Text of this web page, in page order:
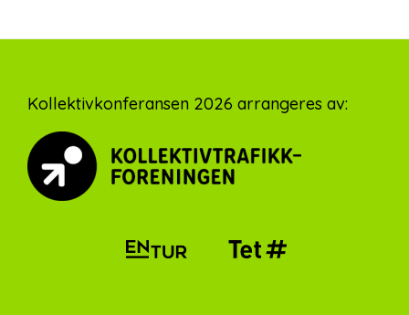
Footer
Kollektivkonferansen 2026 arrangeres av: